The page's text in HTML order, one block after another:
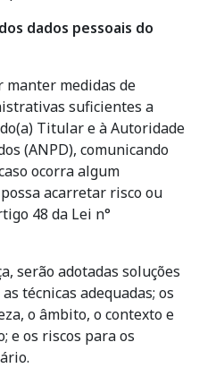
dados pessoais do
manter medidas de
suficientes a
Titular e à Autoridade
(ANPD), comunicando
ocorra algum
acarretar risco ou
48 da Lei n°
serão adotadas soluções
técnicas adequadas; os
o âmbito, o contexto e
e os riscos para os